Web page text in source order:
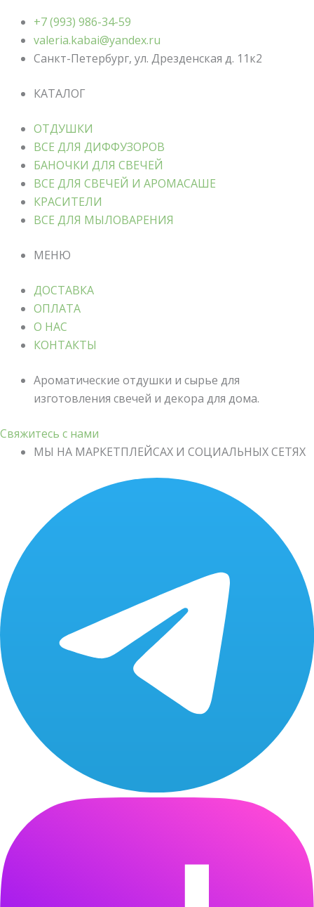
+7 (993) 986-34-59
valeria.kabai@yandex.ru
Санкт-Петербург, ул. Дрезденская д. 11к2
КАТАЛОГ
ОТДУШКИ
ВСЕ ДЛЯ ДИФФУЗОРОВ
БАНОЧКИ ДЛЯ СВЕЧЕЙ
ВСЕ ДЛЯ СВЕЧЕЙ И АРОМАСАШЕ
КРАСИТЕЛИ
ВСЕ ДЛЯ МЫЛОВАРЕНИЯ
МЕНЮ
ДОСТАВКА
ОПЛАТА
О НАС
КОНТАКТЫ
Ароматические отдушки и сырье для
изготовления свечей и декора для дома.
Свяжитесь с нами
МЫ НА МАРКЕТПЛЕЙСАХ И СОЦИАЛЬНЫХ СЕТЯХ